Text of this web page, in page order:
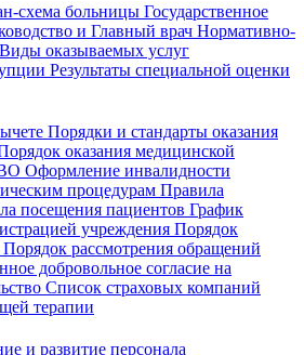
схема больницы Государственное
и Главный врач Нормативно-
Виды оказываемых услуг
Результаты специальной оценки
Порядки и стандарты оказания
оказания медицинской
Оформление инвалидности
процедурам Правила
посещения пациентов График
учреждения Порядок
Порядок рассмотрения обращений
добровольное согласие на
Список страховых компаний
терапии
и развитие персонала